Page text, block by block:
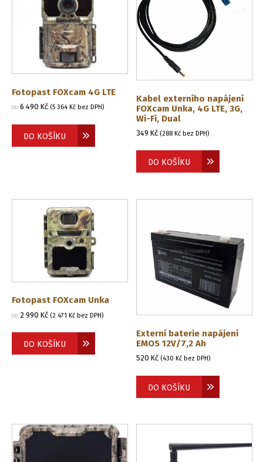
Fotopast FOXcam 4G LTE
OD: 6 490 Kč (5 364 Kč bez DPH)
DO KOŠÍKU
Kabel externího napájení
FOXcam Unka, 4G LTE, 3G,
Wi-Fi, Dual
349Kč (288 Kč bez DPH)
DO KOŠÍKU
Fotopast FOXcam Unka
OD: 2 990 Kč (2 471 Kč bez DPH)
DO KOŠÍKU
Externí baterie napájení
EMOS 12V/7,2 Ah
520Kč (430 Kč bez DPH)
DO KOŠÍKU